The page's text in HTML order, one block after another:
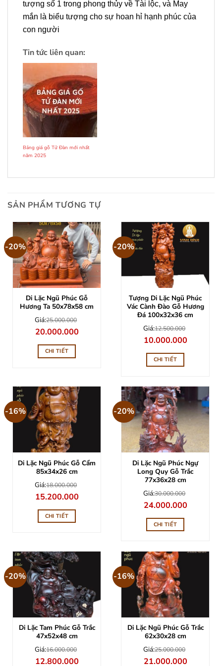
tượng số 1 trong phong thủy về Tài lộc, và May
mắn là biểu tượng cho sự hoan hỉ hạnh phúc của
con người
Tin tức liên quan:
Bảng giá gỗ Tử Đàn mới nhất
năm 2025
SẢN PHẨM TƯƠNG TỰ
-20%
Di Lặc Ngũ Phúc Gỗ
Hương Ta 50x78x58 cm
Giá:25.000.000
Giá
gốc
là:
25.000.000.
20.000.000Giá
hiện
CHI TIẾT
-20%
Tượng Di Lặc Ngũ Phúc
Vác Cành Đào Gỗ Hương
Đá 100x32x36 cm
Giá:12.500.000
Giá
gốc
là:
12.500.000.
10.000.000Giá
hiện
CHI TIẾT
-16%
Di Lặc Ngũ Phúc Gỗ Cẩm
85x34x26 cm
Giá:18.000.000
Giá
gốc
là:
18.000.000.
15.200.000Giá
hiện
CHI TIẾT
-20%
Di Lặc Ngũ Phúc Ngự
Long Quy Gỗ Trắc
77x36x28 cm
Giá:30.000.000
Giá
gốc
là:
30.000.000.
24.000.000Giá
hiện
CHI TIẾT
-20%
Di Lặc Tam Phúc Gỗ Trắc
47x52x48 cm
Giá:16.000.000
Giá
12.800.000Giá
-16%
Di Lặc Ngũ Phúc Gỗ Trắc
62x30x28 cm
Giá:25.000.000
Giá
21.000.000Giá